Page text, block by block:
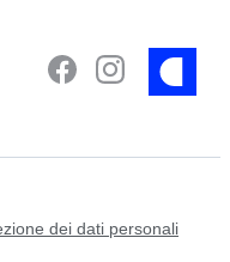
dei dati personali